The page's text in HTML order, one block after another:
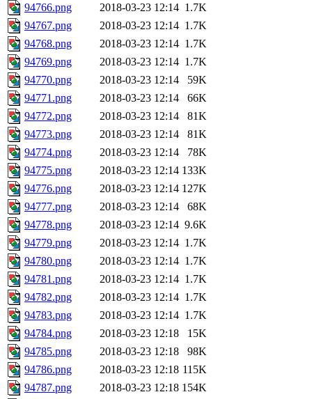
94766.png
2018-03-23 12:14 1.7K
94767.png
2018-03-23 12:14 1.7K
94768.png
2018-03-23 12:14 1.7K
94769.png
2018-03-23 12:14 1.7K
94770.png
2018-03-23 12:14
59K
94771.png
2018-03-23 12:14
66K
94772.png
2018-03-23 12:14
81K
94773.png
2018-03-23 12:14
81K
94774.png
2018-03-23 12:14
78K
94775.png
2018-03-23 12:14 133K
94776.png
2018-03-23 12:14 127K
94777.png
2018-03-23 12:14
68K
94778.png
2018-03-23 12:14 9.6K
94779.png
2018-03-23 12:14 1.7K
94780.png
2018-03-23 12:14 1.7K
94781.png
2018-03-23 12:14 1.7K
94782.png
2018-03-23 12:14 1.7K
94783.png
2018-03-23 12:14 1.7K
94784.png
2018-03-23 12:18
15K
94785.png
2018-03-23 12:18
98K
94786.png
2018-03-23 12:18 115K
94787.png
2018-03-23 12:18 154K